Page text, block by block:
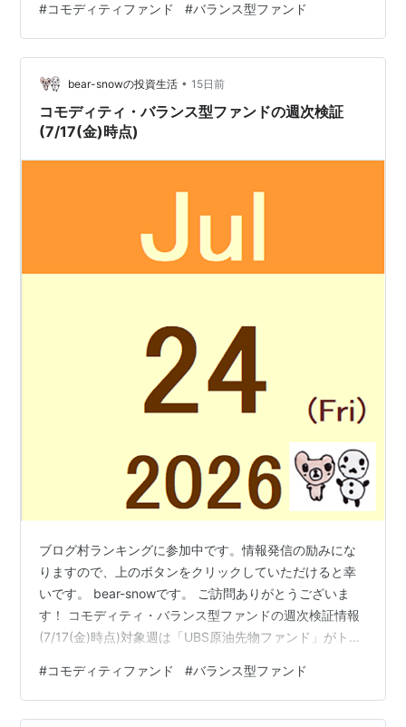
落率ランキング(7/20(月)～7/24(金)) 1位 +8.18% iシェア
ーズ コモディティインデックス・ファンド 2位 +6.15%
UBS原油先物ファンド 3位 +6.11% ブラックロック・ゴー
ルド・ファンド 4位 +3.99% SMTAMコモディティ・オー
プン…
#コモディティファンド #バランス型ファンド
bear-snowの投資生活 • 15日前
コモディティ・バランス型ファンドの週次検証
(7/17(金)時点)
ブログ村ランキングに参加中です。情報発信の励みにな
りますので、上のボタンをクリックしていただけると幸
いです。 bear-snowです。 ご訪問ありがとうございま
す！ コモディティ・バランス型ファンドの週次検証情報
(7/17(金)時点)対象週は「UBS原油先物ファンド」がトッ
7/17(金)) 1位 +5.55% UBS原油先物ファンド 2位 +4.79%
iシェアーズ コモディティインデックス・ファンド 3位
#コモディティファンド #バランス型ファンド